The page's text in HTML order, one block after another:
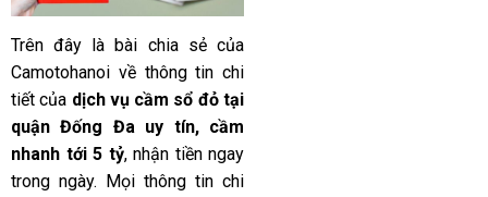
Trên đây là bài chia sẻ của
Camotohanoi về thông tin chi
tiết của dịch vụ cầm sổ đỏ tại
quận Đống Đa uy tín, cầm
nhanh tới 5 tỷ, nhận tiền ngay
trong ngày. Mọi thông tin chi